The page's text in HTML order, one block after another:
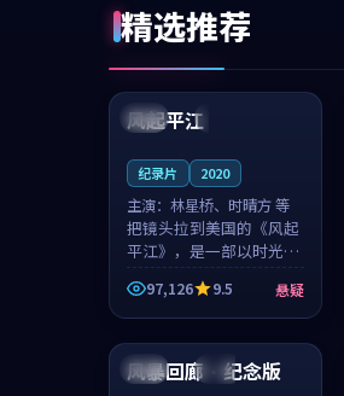
精选推荐
美国
99:07
风起平江
纪录片 2020
主演： 林星桥、时晴方 等
把镜头拉到美国的《风起
平江》，是一部以时光记
忆为底色的悬疑作品。林
星桥和时晴方贡献了2020
年颇受关注的合作演出，
影片在情感层次与现实质
感之间游...
97,126 9.5 悬疑
英国 热播
97:24
风暴回廊·纪念版